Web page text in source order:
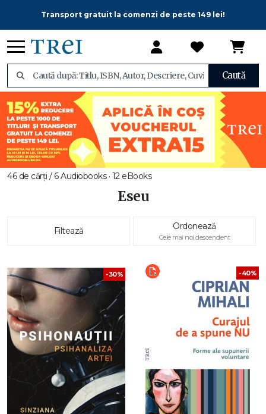
Transport gratuit la comenzi de peste 149 lei!
Caută
46 de cărți / 6 Audiobooks · 12 eBooks
Eseu
Filtează Ordonează
Cele mai noi descendent
-30% -40%